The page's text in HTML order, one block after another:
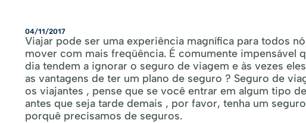
04/11/2017
Viajar pode ser uma experiência magnífica para todos
mover com mais freqüência. É comumente impensável
dia tendem a ignorar o seguro de viagem e às vezes
as vantagens de ter um plano de seguro ? Seguro de
os viajantes , pense que se você entrar em algum tipo
antes que seja tarde demais , por favor, tenha um
porquê precisamos de seguros.